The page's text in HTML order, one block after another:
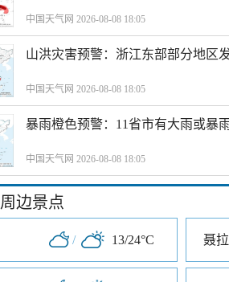
中国天气网 2026-08-08 18:05
山洪灾害预警：浙江东部部分地区
中国天气网 2026-08-08 18:05
暴雨橙色预警：11省市有大雨或暴
中国天气网 2026-08-08 18:05
周边景点
/ 13/24°C 聂